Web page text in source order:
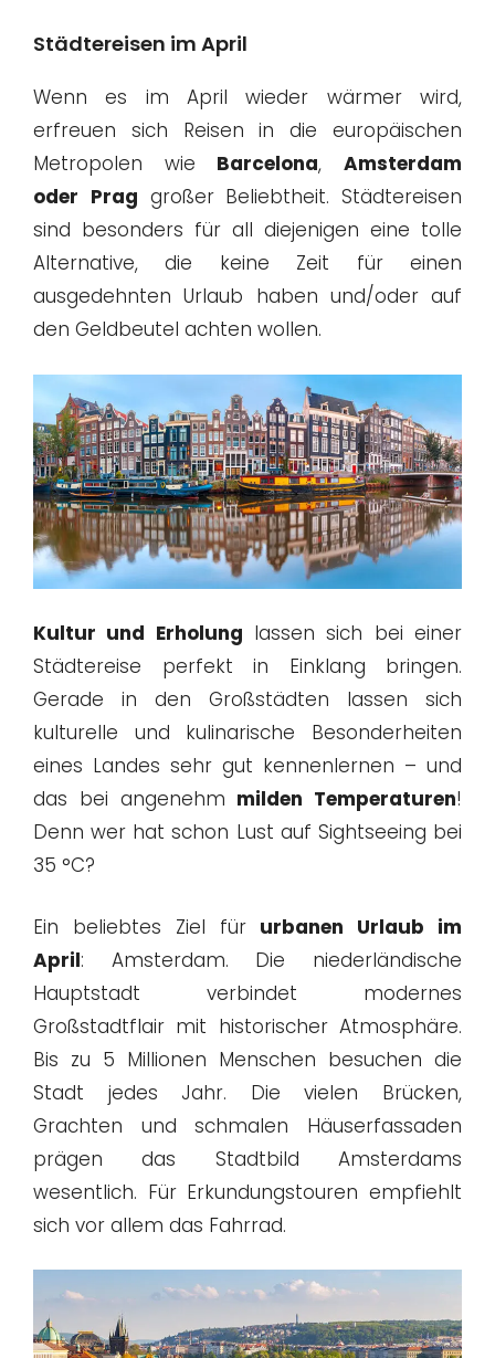
Städtereisen im April
Wenn es im April wieder wärmer wird,
erfreuen sich Reisen in die europäischen
Metropolen wie Barcelona,Amsterdam
oder Prag großer Beliebtheit. Städtereisen
sind besonders für all diejenigen eine tolle
Alternative, die keine Zeit für einen
ausgedehnten Urlaub haben und/oder auf
den Geldbeutel achten wollen.
Kultur und Erholung lassen sich bei einer
Städtereise perfekt in Einklang bringen.
Gerade in den Großstädten lassen sich
kulturelle und kulinarische Besonderheiten
eines Landes sehr gut kennenlernen – und
das bei angenehm milden Temperaturen!
Denn wer hat schon Lust auf Sightseeing bei
35 °C?
Ein beliebtes Ziel für urbanen Urlaub im
April: Amsterdam. Die niederländische
Hauptstadt verbindet modernes
Großstadtflair mit historischer Atmosphäre.
Bis zu 5 Millionen Menschen besuchen die
Stadt jedes Jahr. Die vielen Brücken,
Grachten und schmalen Häuserfassaden
prägen das Stadtbild Amsterdams
wesentlich. Für Erkundungstouren empfiehlt
sich vor allem das Fahrrad.